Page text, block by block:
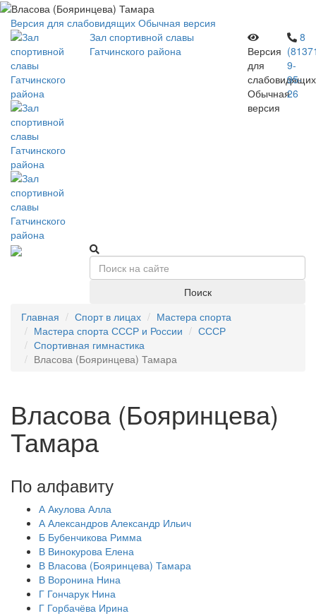
Версия для слабовидящих Обычная версия
Зал спортивной славы
Гатчинского района
Версия
для
слабовидящих
Обычная
версия
8
9-
95-
26
Поиск
Главная
Спорт в лицах
Мастера спорта
Мастера спорта СССР и России
СССР
Спортивная гимнастика
Власова (Бояринцева) Тамара
Власова (Бояринцева)
Тамара
По алфавиту
А Акулова Алла
А Александров Александр Ильич
Б Бубенчикова Римма
В Винокурова Елена
В Власова (Бояринцева) Тамара
В Воронина Нина
Г Гончарук Нина
Г Горбачёва Ирина